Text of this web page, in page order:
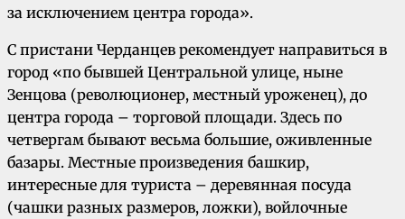
за исключением центра города».
С пристани Черданцев рекомендует направиться в
город «по бывшей Центральной улице, ныне
Зенцова (революционер, местный уроженец), до
центра города – торговой площади. Здесь по
четвергам бывают весьма большие, оживленные
базары. Местные произведения башкир,
интересные для туриста – деревянная посуда
(чашки разных размеров, ложки), войлочные